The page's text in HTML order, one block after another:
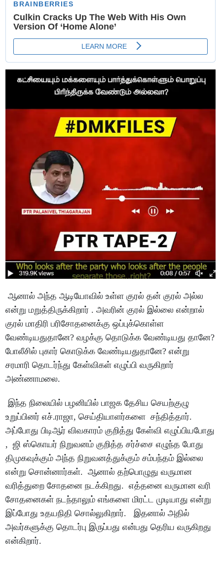
ஆனால் அந்த ஆடியோவில் உள்ள குரல் தன் குரல் அல்ல
என்று மறுத்திருக்கிறார் . அவரின் குரல் இல்லை என்றால்
குரல் மாதிரி பரிசோதனைக்கு ஒப்புக்கொள்ள
வேண்டியதுதானே? வழக்கு தொடுக்க வேண்டியது தானே?
போலீசில் புகார் கொடுக்க வேண்டியதுதானே? என்று
சரமாரி தொடர்ந்து கேள்விகள் எழுப்பி வருகிறார்
அண்ணாமலை.
இந்த நிலையில் பழனியில் பாஜக தேசிய செயற்குழு
உறுப்பினர் எச்.ராஜா, செய்தியாளர்களை சந்தித்தார்.
அப்போது பிடிஆர் விவகாரம் குறித்து கேள்வி எழுப்பியபோது
, ஜி ஸ்கொயர் நிறுவனம் குறித்த சர்ச்சை எழுந்த போது
திமுகவுக்கும் அந்த நிறுவனத்துக்கும் சம்பந்தம் இல்லை
என்று சொன்னார்கள். ஆனால் தற்பொழுது வருமான
வரித்துறை சோதனை நடக்கிறது. எத்தனை வருமான வரி
சோதனைகள் நடந்தாலும் எங்களை மிரட்ட முடியாது என்று
இப்போது உதயநிதி சொல்லுகிறார். இதனால் அதில்
அவர்களுக்கு தொடர்பு இருப்பது என்பது தெரிய வருகிறது
என்கிறார்.